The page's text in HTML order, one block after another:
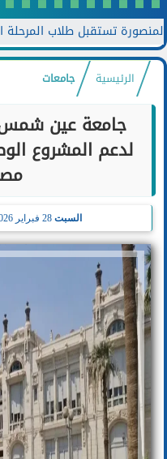
الرئيسية جامعات
جامعة عين شمس
لدعم المشروع
مصر
السبت 28 فبراير 2026